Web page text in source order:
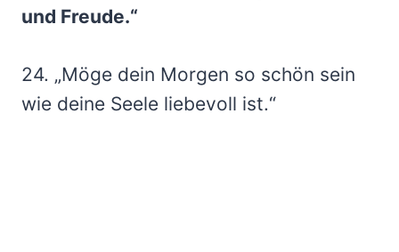
und Freude.“
24. „Möge dein Morgen so schön sein
wie deine Seele liebevoll ist.“